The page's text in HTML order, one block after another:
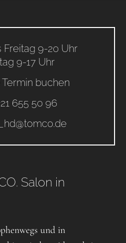
Freitag 9-20 Uhr
9-17 Uhr
Termin buchen
655 50 96
Salon in
und in